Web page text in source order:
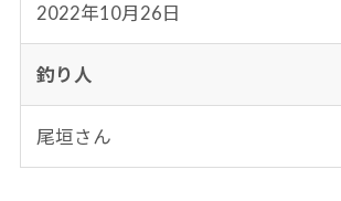
2022年10月26日
釣り人
尾垣さん